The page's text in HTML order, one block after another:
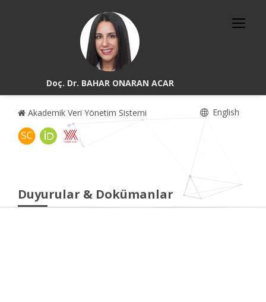
Doç. Dr. BAHAR ONARAN ACAR
Akademik Veri Yönetim Sistemi English
Duyurular & Dokümanlar